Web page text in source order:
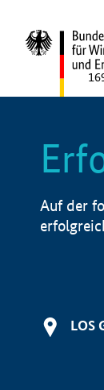
Auf der
LOS